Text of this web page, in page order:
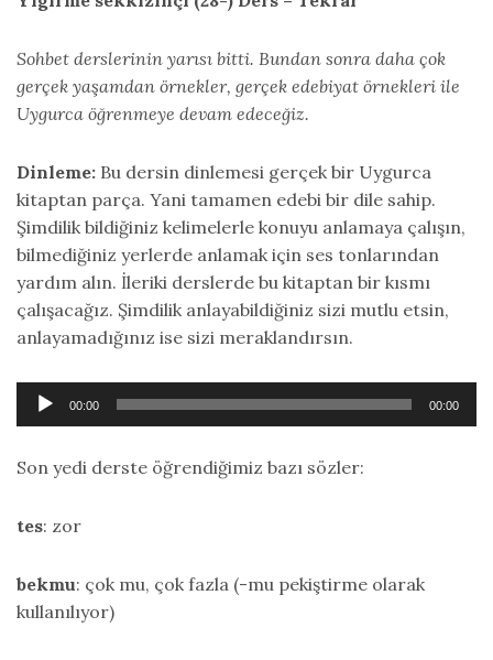
Sohbet derslerinin yarısı bitti. Bundan sonra daha çok
gerçek yaşamdan örnekler, gerçek edebiyat örnekleri ile
Uygurca öğrenmeye devam edeceğiz.
Dinleme: Bu dersin dinlemesi gerçek bir Uygurca
kitaptan parça. Yani tamamen edebi bir dile sahip.
Şimdilik bildiğiniz kelimelerle konuyu anlamaya çalışın,
bilmediğiniz yerlerde anlamak için ses tonlarından
yardım alın. İleriki derslerde bu kitaptan bir kısmı
çalışacağız. Şimdilik anlayabildiğiniz sizi mutlu etsin,
anlayamadığınız ise sizi meraklandırsın.
Ses
oynatıcı
00:00 00:00
Son yedi derste öğrendiğimiz bazı sözler:
tes: zor
bekmu: çok mu, çok fazla (-mu pekiştirme olarak
kullanılıyor)